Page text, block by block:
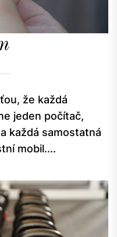
že každá
jeden počítač,
každá samostatná
mobil....